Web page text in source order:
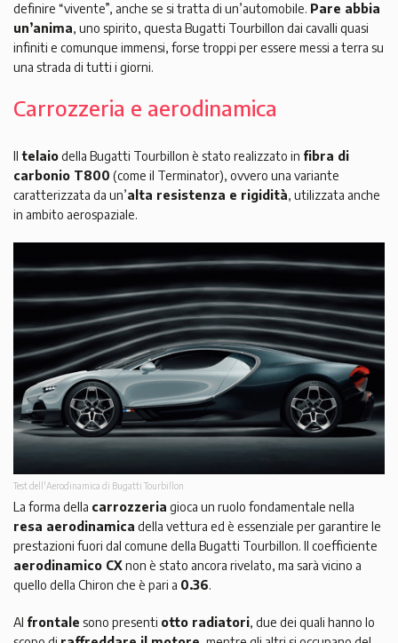
definire “vivente”, anche se si tratta di un’automobile. Pare abbia
un’anima, uno spirito, questa Bugatti Tourbillon dai cavalli quasi
infiniti e comunque immensi, forse troppi per essere messi a terra su
una strada di tutti i giorni.
Carrozzeria e aerodinamica
Il telaiodella Bugatti Tourbillon è stato realizzato in fibra di
carbonio T800 (come il Terminator), ovvero una variante
caratterizzata da un’alta resistenza e rigidità, utilizzata anche
in ambito aerospaziale.
Test dell'Aerodinamica di Bugatti Tourbillon
La forma della carrozzeria gioca un ruolo fondamentale nella
resa aerodinamica della vettura ed è essenziale per garantire le
prestazioni fuori dal comune della Bugatti Tourbillon. Il coefficiente
aerodinamico CXnon è stato ancora rivelato, ma sarà vicino a
quello della Chiron che è pari a 0.36.
Al frontale sono presenti otto radiatori, due dei quali hanno lo